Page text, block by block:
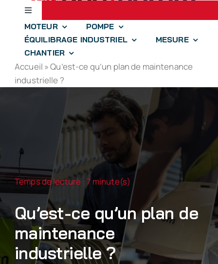
Passer
contenu
Toggle
Navigation
Accueil
jll.spear
drones-solutions
À propos
Nous rejoindre
MOTEUR
POMPE
ÉQUILIBRAGE INDUSTRIEL
MESURE
CHANTIER
Accueil »Qu’est-ce qu’un plan de maintenance
industrielle ?
Temps de lecture : 7 minute(s)
Qu’est-ce qu’un plan de
maintenance
industrielle ?